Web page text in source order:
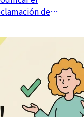
de
la devolución y
reenvío por cambio
cliente y cómo
estas peticiones